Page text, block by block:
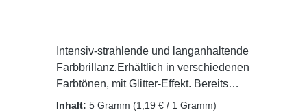
Intensiv-strahlende und langanhaltende
Farbbrillanz.Erhältlich in verschiedenen
Farbtönen, mit Glitter-Effekt. Bereits
fertig zur Benutzung mit Liquid. Kein
Inhalt: 5 Gramm (1,19 € / 1 Gramm)